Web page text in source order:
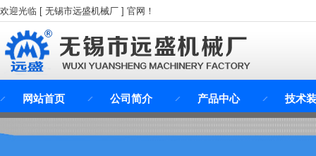
欢迎光临 [ 无锡市远盛机械厂 ] 官网！
网站首页 公司简介 产品中心 技术